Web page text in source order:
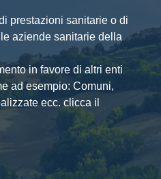
prestazioni sanitarie o di
aziende sanitarie della
in favore di altri enti
ad esempio: Comuni,
ecc. clicca il